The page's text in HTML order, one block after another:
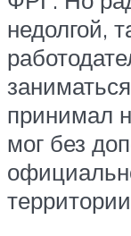
недолгой,
принимал
мог без